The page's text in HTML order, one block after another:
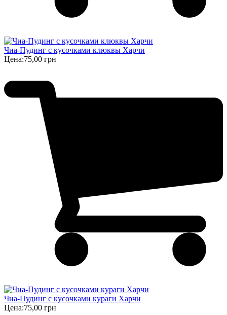
Чиа-Пудинг с кусочками клюквы Харчи
Цена:75,00 грн
Чиа-Пудинг с кусочками кураги Харчи
Цена:75,00 грн